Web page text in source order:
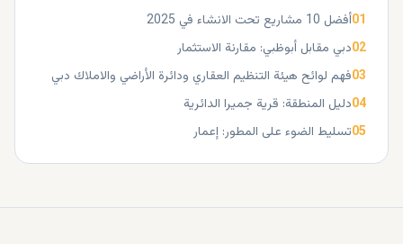
01أفضل 10 مشاريع تحت الانشاء في 2025
02دبي مقابل أبوظبي: مقارنة الاستثمار
03فهم لوائح هيئة التنظيم العقاري ودائرة الأراضي والاملاك دبي
04دليل المنطقة: قرية جميرا الدائرية
05تسليط الضوء على المطور: إعمار